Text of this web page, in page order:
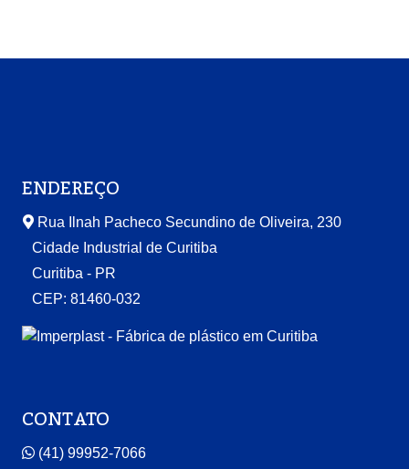
ENDEREÇO
Rua Ilnah Pacheco Secundino de Oliveira, 230
Cidade Industrial de Curitiba
Curitiba - PR
CEP: 81460-032
CONTATO
(41) 99952-7066